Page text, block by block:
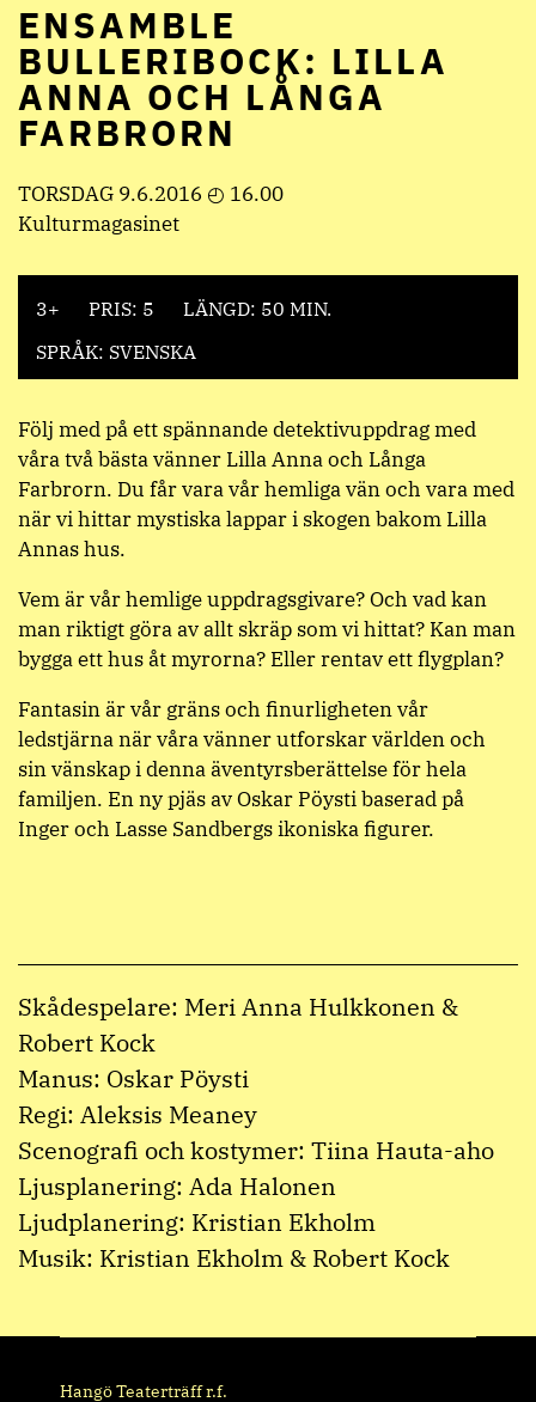
ENSAMBLE
BULLERIBOCK: LILLA
ANNA OCH LÅNGA
FARBRORN
TORSDAG 9.6.2016 ◴ 16.00
Kulturmagasinet
3+ PRIS: 5
LÄNGD: 50 MIN.
SPRÅK: SVENSKA
Följ med på ett spännande detektivuppdrag med
våra två bästa vänner Lilla Anna och Långa
Farbrorn. Du får vara vår hemliga vän och vara med
när vi hittar mystiska lappar i skogen bakom Lilla
Annas hus.
Vem är vår hemlige uppdragsgivare? Och vad kan
man riktigt göra av allt skräp som vi hittat? Kan man
bygga ett hus åt myrorna? Eller rentav ett flygplan?
Fantasin är vår gräns och finurligheten vår
ledstjärna när våra vänner utforskar världen och
sin vänskap i denna äventyrsberättelse för hela
familjen. En ny pjäs av Oskar Pöysti baserad på
Inger och Lasse Sandbergs ikoniska figurer.
Skådespelare: Meri Anna Hulkkonen &
Robert Kock
Manus: Oskar Pöysti
Regi: Aleksis Meaney
Scenografi och kostymer: Tiina Hauta-aho
Ljusplanering: Ada Halonen
Ljudplanering: Kristian Ekholm
Musik: Kristian Ekholm & Robert Kock
Hangö Teaterträff r.f.